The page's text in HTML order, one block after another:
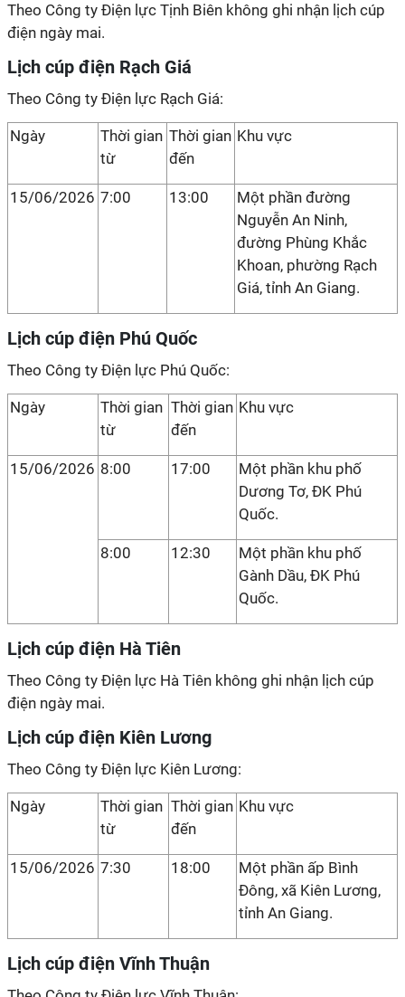
Theo Công ty Điện lực Tịnh Biên không ghi nhận lịch cúp
điện ngày mai.
Lịch cúp điện Rạch Giá
Theo Công ty Điện lực Rạch Giá:
Ngày
Thời gian
từ
Thời gian
đến
Khu vực
15/06/2026 7:00 13:00
Một phần đường
Nguyễn An Ninh,
đường Phùng Khắc
Khoan, phường Rạch
Giá, tỉnh An Giang.
Lịch cúp điện Phú Quốc
Theo Công ty Điện lực Phú Quốc:
Ngày
Thời gian
từ
Thời gian
đến
Khu vực
15/06/2026 8:00 17:00
Một phần khu phố
Dương Tơ, ĐK Phú
Quốc.
8:00 12:30
Một phần khu phố
Gành Dầu, ĐK Phú
Quốc.
Lịch cúp điện Hà Tiên
Theo Công ty Điện lực Hà Tiên không ghi nhận lịch cúp
điện ngày mai.
Lịch cúp điện Kiên Lương
Theo Công ty Điện lực Kiên Lương:
Ngày
Thời gian
từ
Thời gian
đến
Khu vực
15/06/2026 7:30 18:00
Một phần ấp Bình
Đông, xã Kiên Lương,
tỉnh An Giang.
Lịch cúp điện Vĩnh Thuận